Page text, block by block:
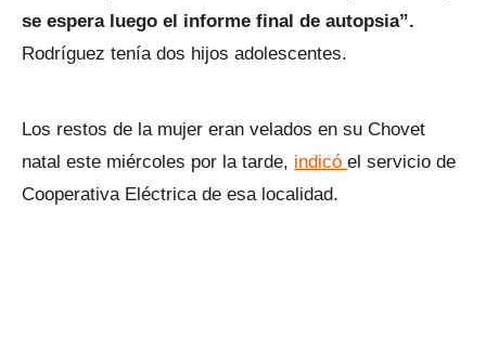
se espera luego el informe final de autopsia”.
Rodríguez tenía dos hijos adolescentes.
Los restos de la mujer eran velados en su Chovet
natal este miércoles por la tarde, indicó el servicio de
Cooperativa Eléctrica de esa localidad.